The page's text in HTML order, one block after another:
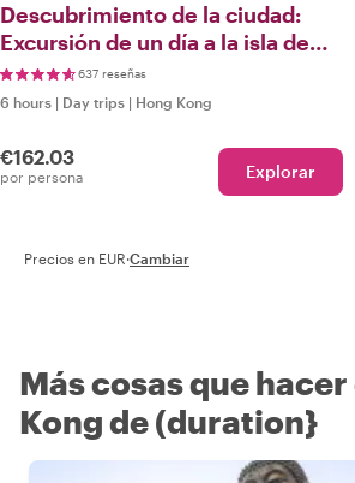
Descubrimiento de la ciudad:
Excursión de un día a la isla de
Lantau 637 reseñas
6 hours | Day trips | Hong Kong
€162.03
por persona Explorar
Precios en EUR·Cambiar
Más cosas que
Kong de (duration}